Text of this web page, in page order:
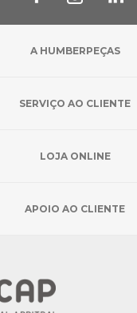
A HUMBERPEÇAS
SERVIÇO AO CLIENTE
LOJA ONLINE
APOIO AO CLIENTE